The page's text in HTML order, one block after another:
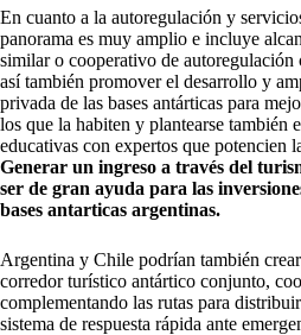
En cuanto a la autoregulación y
panorama es muy amplio e incluye
similar o cooperativo de
así también promover el desarrollo y
privada de las bases antárticas para
los que la habiten y plantearse también
educativas con expertos que potencien
Generar un ingreso a través del
ser de gran ayuda para las
bases antarticas argentinas.
Argentina y Chile podrían también
corredor turístico antártico conjunto,
complementando las rutas para
sistema de respuesta rápida ante